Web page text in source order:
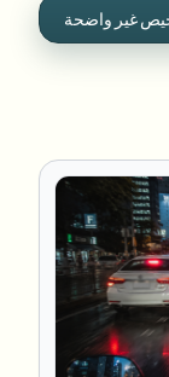
غير واضحة